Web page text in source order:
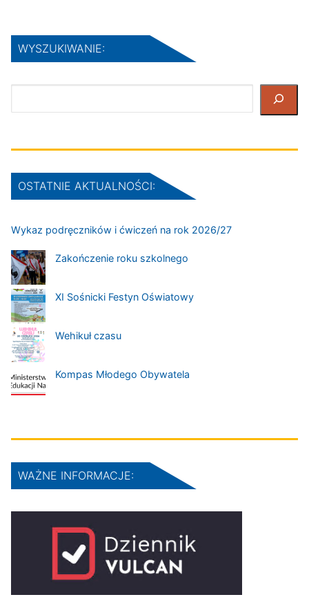
WYSZUKIWANIE:
OSTATNIE AKTUALNOŚCI:
Wykaz podręczników i ćwiczeń na rok 2026/27
Zakończenie roku szkolnego
XI Sośnicki Festyn Oświatowy
Wehikuł czasu
Kompas Młodego Obywatela
WAŻNE INFORMACJE: